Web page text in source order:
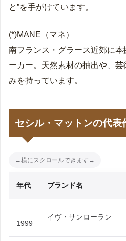
と”を手がけています。
(*)MANE（マネ）
南フランス・グラース近郊に
ーカー。天然素材の抽出や、
みを持っています。
セシル・マットンの代表
年代 ブランド名
1999
イヴ・サンローラン